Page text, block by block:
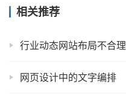
相关推荐
行业动态网站布局不合理
网页设计中的文字编排